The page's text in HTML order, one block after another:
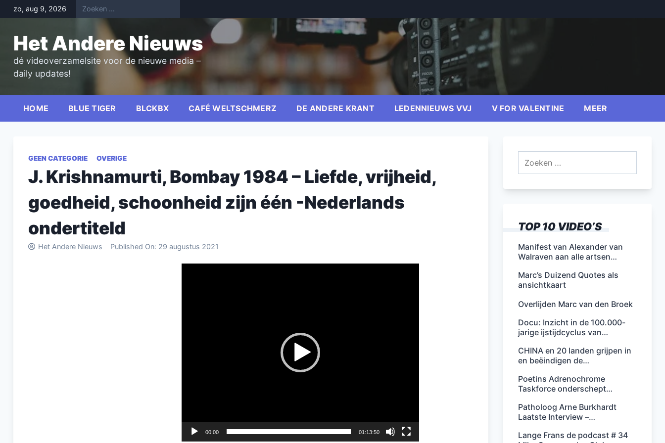
Skip
to
zo, aug 9, 2026
Het Andere Nieuws
dé videoverzamelsite voor de nieuwe media –
daily updates!
HOME BLUE TIGER BLCKBX CAFÉ WELTSCHMERZ DE ANDERE KRANT LEDENNIEUWS VVJ V FOR VALENTINE MEER
GEEN CATEGORIE OVERIGE
J. Krishnamurti, Bombay 1984 – Liefde, vrijheid,
goedheid, schoonheid zijn één -Nederlands
ondertiteld
Het Andere Nieuws Published On: 29 augustus 2021
00:00 01:13:50
TOP 10 VIDEO’S
Manifest van Alexander van
Walraven aan alle artsen…
Marc’s Duizend Quotes als
ansichtkaart
Overlijden Marc van den Broek
Docu: Inzicht in de 100.000-
jarige ijstijdcyclus van…
CHINA en 20 landen grijpen in
en beëindigen de…
Poetins Adrenochrome
Taskforce onderschept…
Patholoog Arne Burkhardt
Laatste Interview –…
Lange Frans de podcast # 34